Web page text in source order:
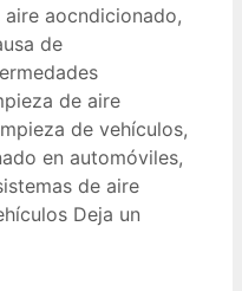
aire aocndicionado,
de
de aire
de vehículos,
en automóviles,
de aire
Deja un